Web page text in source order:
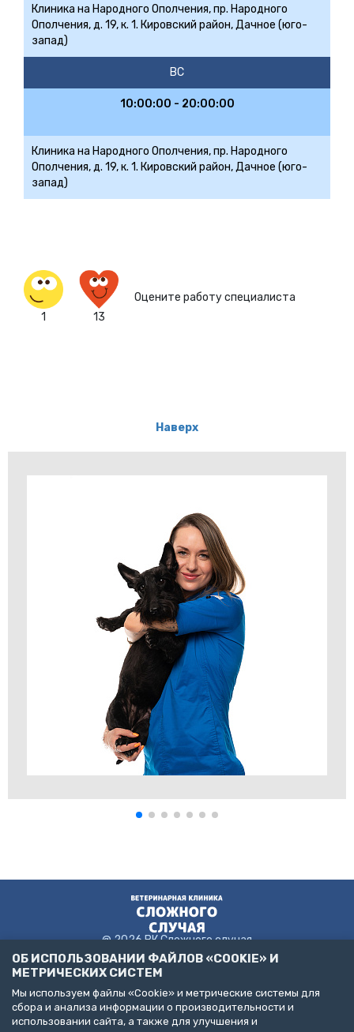
Клиника на Народного Ополчения, пр. Народного
Ополчения, д. 19, к. 1. Кировский район, Дачное (юго-
запад)
ВС
10:00:00 - 20:00:00
Клиника на Народного Ополчения, пр. Народного
Ополчения, д. 19, к. 1. Кировский район, Дачное (юго-
запад)
1 13
Оцените работу специалиста
Наверх
@ 2026 ВК Сложного случая
Пользовательское соглашение
Политика конфиденциальности
ОБ ИСПОЛЬЗОВАНИИ ФАЙЛОВ «COOKIE» И
МЕТРИЧЕСКИХ СИСТЕМ
Мы используем файлы «Cookie» и метрические системы для
сбора и анализа информации о производительности и
использовании сайта, а также для улучшения и